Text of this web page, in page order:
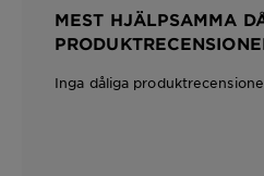
MEST HJÄLPSAMMA
Inga dåliga